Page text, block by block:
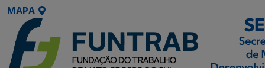
MAPA